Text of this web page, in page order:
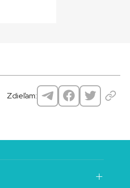
Zdieľam: